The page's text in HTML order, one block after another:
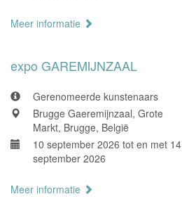
Meer informatie
expo GAREMIJNZAAL
Gerenomeerde kunstenaars
Brugge Gaeremijnzaal, Grote
Markt, Brugge, België
10 september 2026 tot en met 14
september 2026
Meer informatie